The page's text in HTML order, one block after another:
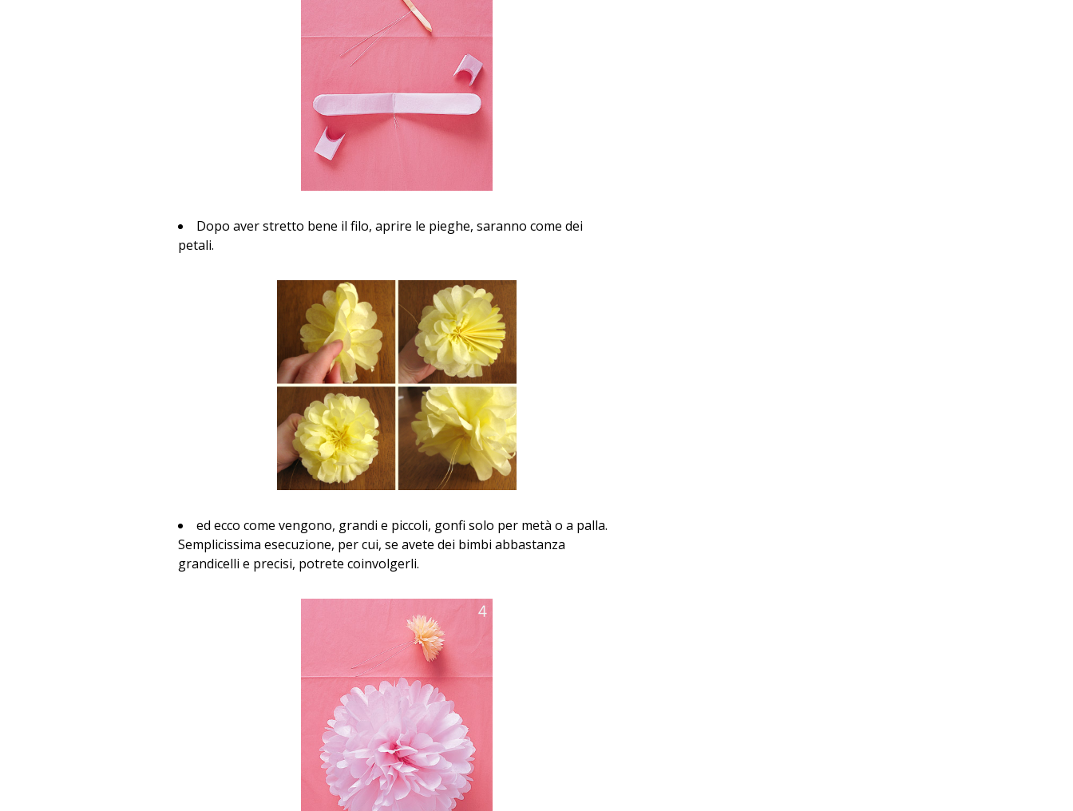
Dopo aver stretto bene il filo, aprire le pieghe, saranno come dei
petali.
ed ecco come vengono, grandi e piccoli, gonfi solo per metà o a palla.
Semplicissima esecuzione, per cui, se avete dei bimbi abbastanza
grandicelli e precisi, potrete coinvolgerli.